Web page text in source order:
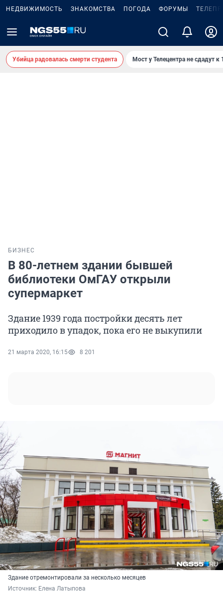
НЕДВИЖИМОСТЬ ЗНАКОМСТВА ПОГОДА ФОРУМЫ
Убийца радовалась смерти студента Мост у Телецентра не сдадут к
БИЗНЕС
В 80-летнем здании бывшей
библиотеки ОмГАУ открыли
супермаркет
Здание 1939 года постройки десять лет
приходило в упадок, пока его не выкупили
21 марта 2020, 16:15 8 201
Здание отремонтировали за несколько месяцев
Источник: Елена Латыпова